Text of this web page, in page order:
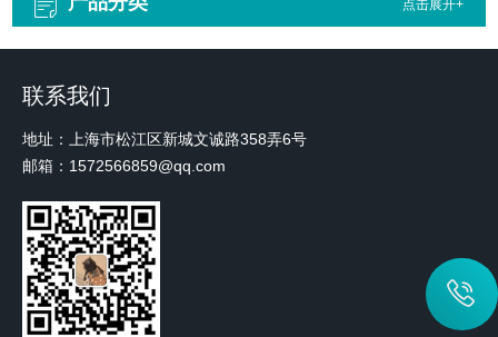
点击展开+
联系我们
地址：上海市松江区新城文诚路358弄6号
邮箱：1572566859@qq.com